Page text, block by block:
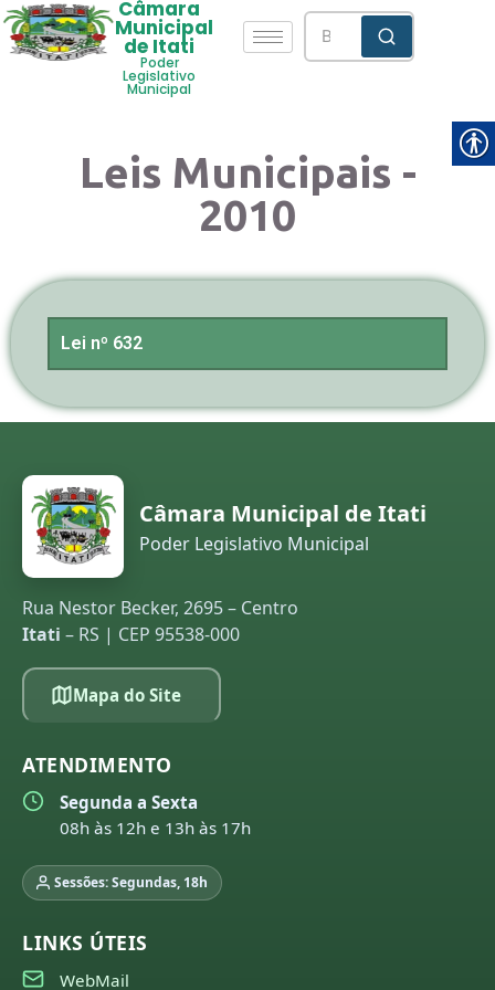
Câmara
Municipal
de Itati
Poder
Legislativo
Municipal
Leis Municipais -
2010
Lei nº 632
Câmara Municipal de Itati
Poder Legislativo Municipal
Rua Nestor Becker, 2695 – Centro
Itati – RS | CEP 95538-000
Mapa do Site
ATENDIMENTO
Segunda a Sexta
08h às 12h e 13h às 17h
Sessões: Segundas, 18h
LINKS ÚTEIS
WebMail